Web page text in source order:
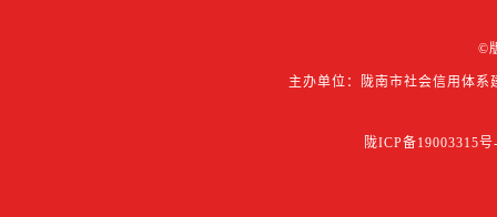
©
主办单位：陇南市社会信用体系
陇ICP备19003315号